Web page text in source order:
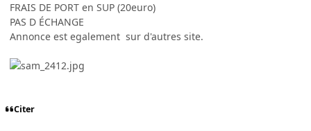
FRAIS DE PORT en SUP (20euro)
PAS D ÉCHANGE
Annonce est egalement sur d'autres site.
Citer